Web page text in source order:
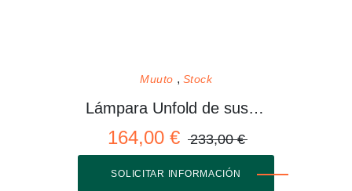
Muuto Stock
Lámpara Unfold de suspensión
164,00 € 233,00 €
SOLICITAR INFORMACIÓN